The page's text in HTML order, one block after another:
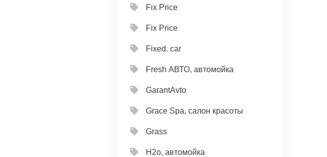
Fix Price
Fix Price
Fixed. car
Fresh АВТО, автомойка
GarantAvto
Grace Spa, салон красоты
Grass
H2o, автомойка